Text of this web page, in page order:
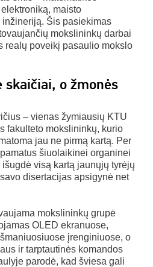
maisto
Šis pasiekimas
mokslininkų darbai
realų poveikį pasaulio mokslo
skaičiai, o žmonės
– vienas žymiausių KTU
fakulteto mokslininkų, kurio
jau ne pirmą kartą. Per
šiuolaikinei organinei
visą kartą jaunųjų tyrėjų
disertacijas apsigynė net
mokslininkų grupė
OLED ekranuose,
įrenginiuose, o
ir tarptautinės komandos
parodė, kad šviesa gali